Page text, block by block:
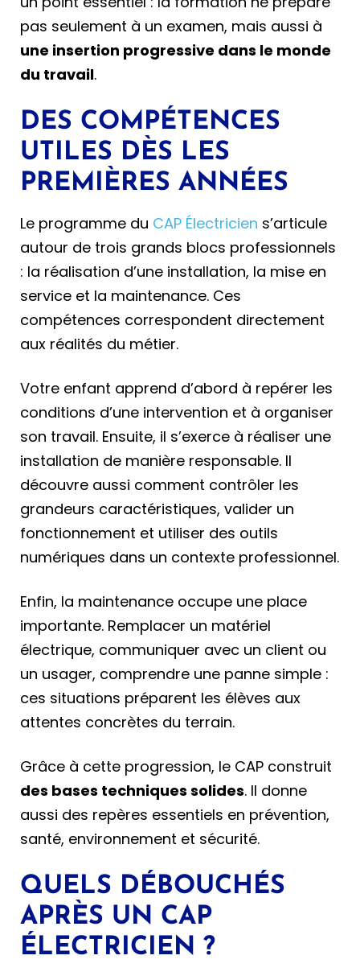
pas seulement à un examen, mais aussi à
une insertion progressive dans le monde
du travail.
DES COMPÉTENCES
UTILES DÈS LES
PREMIÈRES ANNÉES
Le programme du CAP Électricien s’articule
autour de trois grands blocs professionnels
: la réalisation d’une installation, la mise en
service et la maintenance. Ces
compétences correspondent directement
aux réalités du métier.
Votre enfant apprend d’abord à repérer les
conditions d’une intervention et à organiser
son travail. Ensuite, il s’exerce à réaliser une
installation de manière responsable. Il
découvre aussi comment contrôler les
grandeurs caractéristiques, valider un
fonctionnement et utiliser des outils
numériques dans un contexte professionnel.
Enfin, la maintenance occupe une place
importante. Remplacer un matériel
électrique, communiquer avec un client ou
un usager, comprendre une panne simple :
ces situations préparent les élèves aux
attentes concrètes du terrain.
Grâce à cette progression, le CAP construit
des bases techniques solides. Il donne
aussi des repères essentiels en prévention,
santé, environnement et sécurité.
QUELS DÉBOUCHÉS
APRÈS UN CAP
ÉLECTRICIEN ?